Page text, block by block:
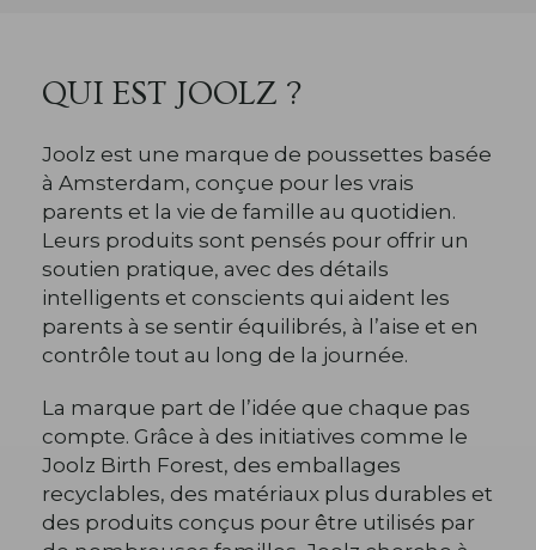
QUI EST JOOLZ ?
Joolz est une marque de poussettes basée
à Amsterdam, conçue pour les vrais
parents et la vie de famille au quotidien.
Leurs produits sont pensés pour offrir un
soutien pratique, avec des détails
intelligents et conscients qui aident les
parents à se sentir équilibrés, à l’aise et en
contrôle tout au long de la journée.
La marque part de l’idée que chaque pas
compte. Grâce à des initiatives comme le
Joolz Birth Forest, des emballages
recyclables, des matériaux plus durables et
des produits conçus pour être utilisés par